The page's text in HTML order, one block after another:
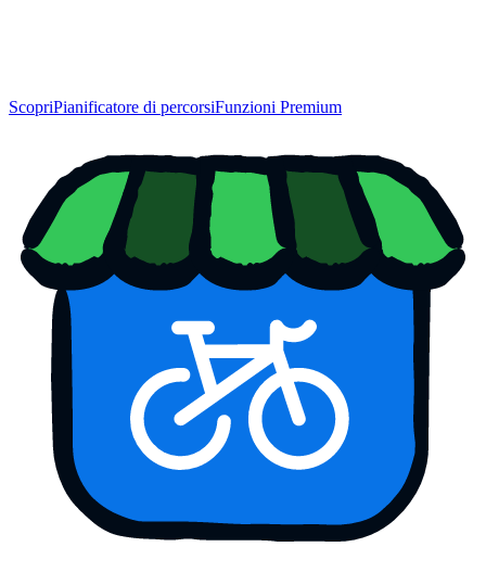
ScopriPianificatore di percorsiFunzioni Premium